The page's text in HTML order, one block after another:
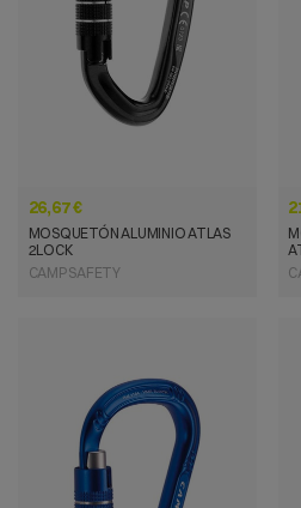
VISTA RÁPIDA
26,67 €
MOSQUETÓN ALUMINIO ATLAS
2LOCK
CAMP SAFETY
VISTA RÁPIDA